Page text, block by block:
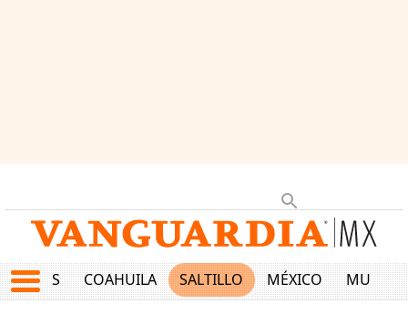
JUEGOS COAHUILA SALTILLO MÉXICO MUNDO